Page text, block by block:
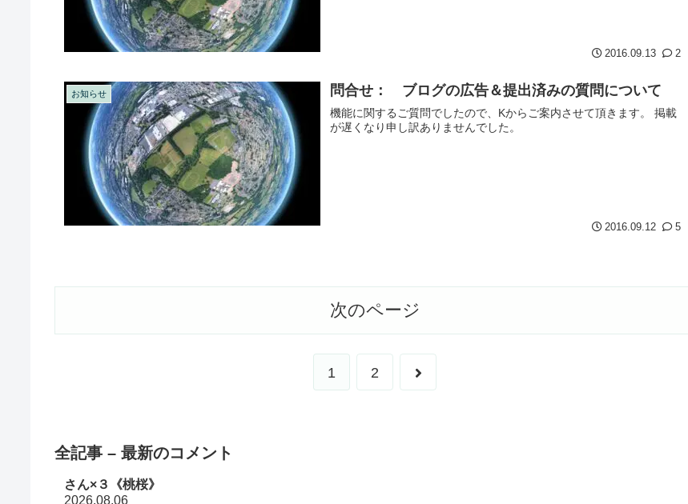
2016.09.13 2
お知らせ 問合せ： ブログの広告＆提出済みの質問について
機能に関するご質問でしたので、Kからご案内させて頂きます。 掲載
が遅くなり申し訳ありませんでした。
2016.09.12 5
次のページ
1 2 次
全記事 – 最新のコメント
さん×３《桃桜》
2026.08.06